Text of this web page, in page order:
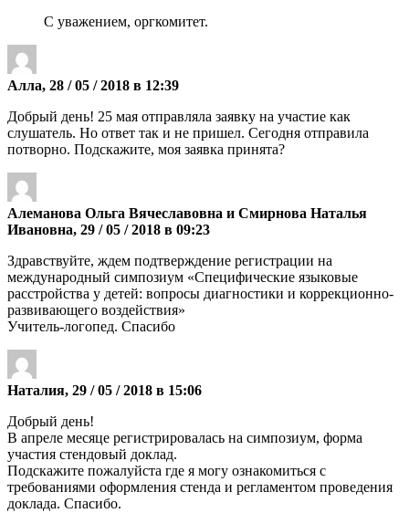
С уважением, оргкомитет.
Алла, 28 / 05 / 2018 в 12:39
Добрый день! 25 мая отправляла заявку на участие как
слушатель. Но ответ так и не пришел. Сегодня отправила
потворно. Подскажите, моя заявка принята?
Алеманова Ольга Вячеславовна и Смирнова Наталья
Ивановна, 29 / 05 / 2018 в 09:23
Здравствуйте, ждем подтверждение регистрации на
международный симпозиум «Специфические языковые
расстройства у детей: вопросы диагностики и коррекционно-
развивающего воздействия»
Учитель-логопед. Спасибо
Наталия, 29 / 05 / 2018 в 15:06
Добрый день!
В апреле месяце регистрировалась на симпозиум, форма
участия стендовый доклад.
Подскажите пожалуйста где я могу ознакомиться с
требованиями оформления стенда и регламентом проведения
доклада. Спасибо.